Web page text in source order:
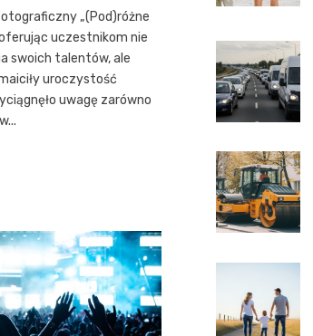
„(Pod)różne
uczestnikom nie
swoich talentów, ale
uroczystość
uwagę zarówno